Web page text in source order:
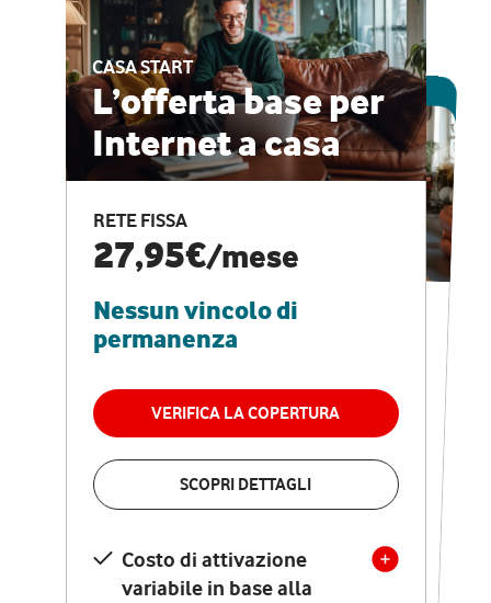
CASA START
L’offerta base per
Internet a casa
RETE FISSA
27,95€/mese
Nessun vincolo di
permanenza
VERIFICA LA COPERTURA
SCOPRI DETTAGLI
Costo di attivazione
variabile in base alla
ESCLUSIVA ONLINE
CASA PRO
Internet veloce e
vantaggi speciali
RETE FISSA + VODAFONE CLUB
29,95€
permanenza
VERIFICA LA COPERTURA
Costo di attivazione
variabile in base alla